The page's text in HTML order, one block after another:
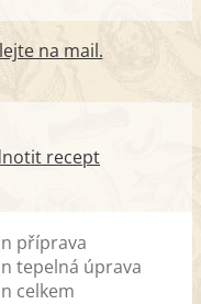
na mail.
recept
příprava
tepelná úprava
celkem